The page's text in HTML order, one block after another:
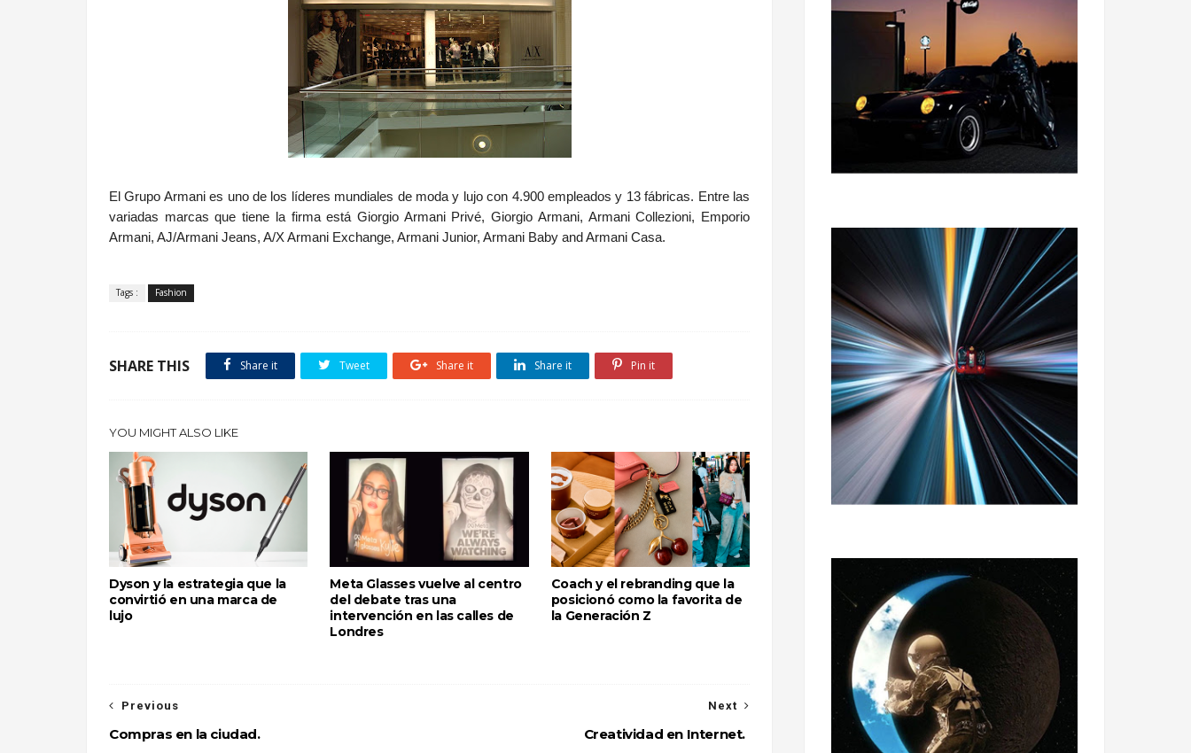
El Grupo Armani es uno de los líderes mundiales de moda y lujo con 4.900 empleados y 13 fábricas. Entre las
variadas marcas que tiene la firma está Giorgio Armani Privé, Giorgio Armani, Armani Collezioni, Emporio
Armani, AJ/Armani Jeans, A/X Armani Exchange, Armani Junior, Armani Baby and Armani Casa.
Tags : Fashion
SHARE THIS Share it Tweet Share it Share it Pin it
YOU MIGHT ALSO LIKE
Dyson y la estrategia que la
convirtió en una marca de
lujo
Meta Glasses vuelve al centro
del debate tras una
intervención en las calles de
Londres
Coach y el rebranding que la
posicionó como la favorita de
la Generación Z
Next
Creatividad en Internet.
Previous
Compras en la ciudad.